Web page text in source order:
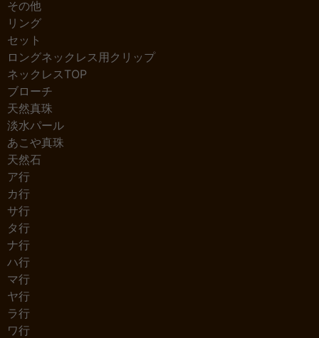
その他
リング
セット
ロングネックレス用クリップ
ネックレスTOP
ブローチ
天然真珠
淡水パール
あこや真珠
天然石
ア行
カ行
サ行
タ行
ナ行
ハ行
マ行
ヤ行
ラ行
ワ行